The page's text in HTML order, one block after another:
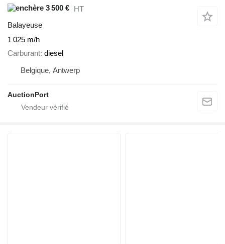
3 500 € HT
Balayeuse
1 025 m/h
Carburant diesel
Belgique, Antwerp
AuctionPort